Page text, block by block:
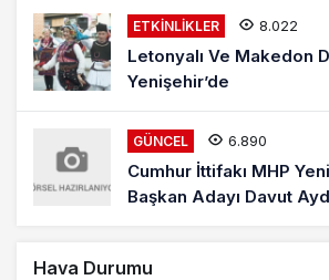
ETKINLIKLER 8.022
Letonyalı Ve Makedon
Yenişehir’de
GÜNCEL 6.890
Cumhur İttifakı MHP
Başkan Adayı Davut
Hava Durumu